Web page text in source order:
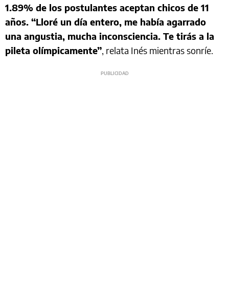
1.89% de los postulantes aceptan chicos de 11
años. “Lloré un día entero, me había agarrado
una angustia, mucha inconsciencia. Te tirás a la
pileta olímpicamente”, relata Inés mientras sonríe.